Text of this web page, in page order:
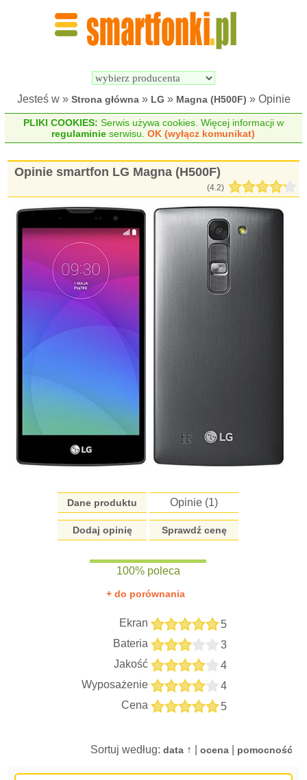
Jesteś w » Strona główna» LG » Magna (H500F) » Opinie
PLIKI COOKIES: Serwis używa cookies. Więcej informacji w
regulaminie serwisu.OK (wyłącz komunikat)
Opinie smartfon LG Magna (H500F)
(4.2)
Dane produktu Opinie (1)
Dodaj opinię Sprawdź cenę
100% poleca
+ do porównania
Ekran
5
Bateria
3
Jakość
4
Wyposażenie
4
Cena
5
Sortuj według: data↑ | ocena| pomocność